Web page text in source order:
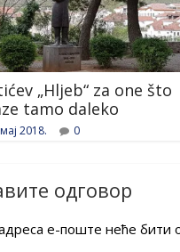
„Hljeb“ za one što
tamo daleko
2018. 0
одговор
е-поште неће бити